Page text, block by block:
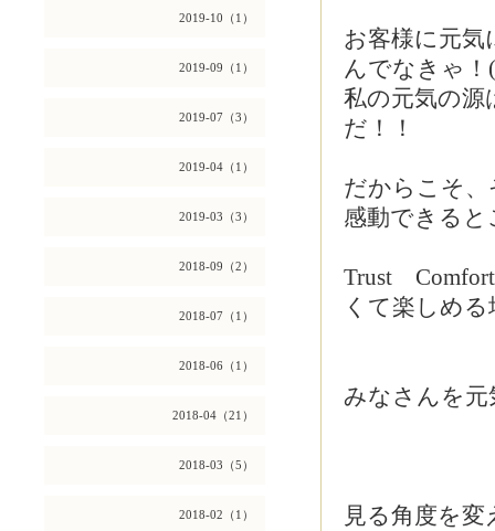
2019-10（1）
2019-09（1）
2019-07（3）
2019-04（1）
2019-03（3）
2018-09（2）
2018-07（1）
2018-06（1）
2018-04（21）
2018-03（5）
2018-02（1）
お客様に元
んでなきゃ
私の元気の源
だ！！
だからこそ
感動できる
Trust
くて楽しめ
みなさんを
見る角度を